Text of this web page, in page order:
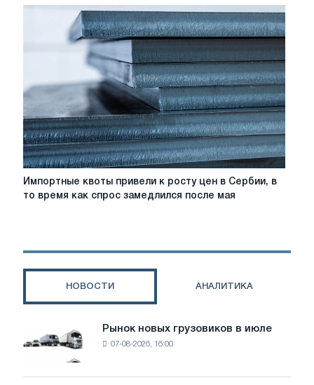
по
этическим
соображениям
Импортные
квоты
цен
то
Импортные квоты привели к росту цен в Сербии, в
то время как спрос замедлился после мая
НОВОСТИ АНАЛИТИКА
Рынок
новых
грузовиков
в
Рынок новых грузовиков в июле
07-08-2026, 16:00